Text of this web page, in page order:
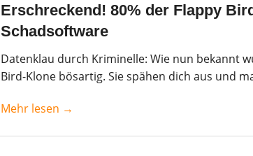
Erschreckend! 80% der Flappy
Schadsoftware
Datenklau durch Kriminelle: Wie nun bekannt
Bird-Klone bösartig. Sie spähen dich aus und
Mehr lesen →